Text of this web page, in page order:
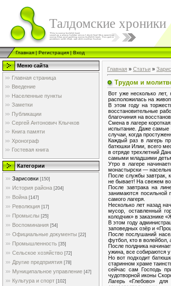
Талдомские хроники
Главная|Регистрация|Вход
Меню сайта
Главная страница
Введение
Населенные пункты
Заметки
Публикации
Сергей Антонович Клычков
Книга памяти
Хронограф
Гостевая книга
Категории
Зарисовки [150]
История района [204]
Война [147]
Революция [17]
Промыслы [25]
Воспоминания [54]
Официальные документы [22]
Промышленность [35]
Сельское хозяйство [72]
Другие предприятия [78]
Муниципальное управление [47]
Культура и спорт [102]
Главная » Статьи »
Трудом и
Вот уже несколько
расположилась на
В этом году на
восстановительные
благочиния на
Смена в лагере
испытание. Даже самые
случаи, когда
Каждый раз в лагерь
батюшки Илии, всего
в отряде трехлетний
самыми младшими
Утро в лагере
монастырски —
После службы завтрак,
не бывает! На свежем
После завтрака на
занимаются посильной
самого лагеря.
Несколько лет назад
мусор, оставленный
колодчик» в заказнике
В этом году
заповедных озёр и
После послушаний
футбол, кто в волейбол,
После полдника
ужина, все собираются у
Но вот подходит
старинном храме
сейчас сам Господь
чудотворной иконы
Лагерь «Глебово»